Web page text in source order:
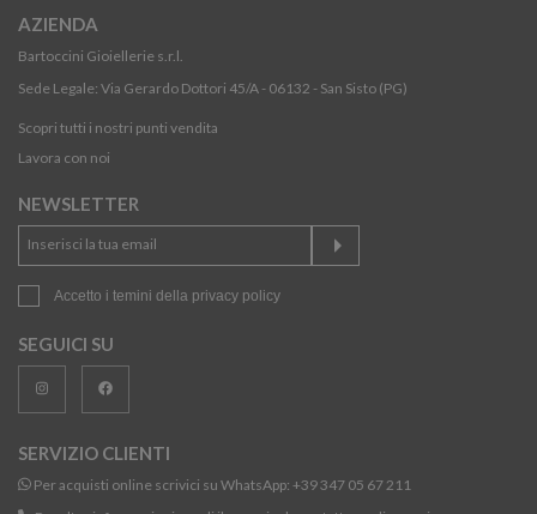
AZIENDA
Bartoccini Gioiellerie s.r.l.
Sede Legale: Via Gerardo Dottori 45/A - 06132 - San Sisto (PG)
Scopri tutti i nostri punti vendita
Lavora con noi
NEWSLETTER
Accetto i temini della privacy policy
SEGUICI SU
SERVIZIO CLIENTI
Per acquisti online scrivici su WhatsApp: +39 347 05 67 211